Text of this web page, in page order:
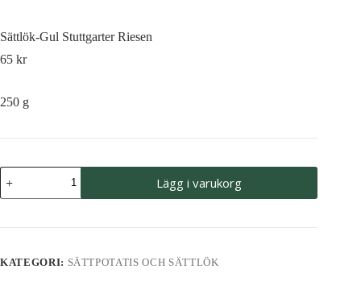
Sättlök-Gul Stuttgarter Riesen
65 kr
250 g
Sättlök-
Gul
Stuttgarter
mängd
Lägg i varukorg
KATEGORI: SÄTTPOTATIS OCH SÄTTLÖK